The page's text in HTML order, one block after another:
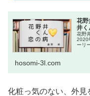
花
井く
花野
2020
ーリ
hosomi-3l.com
化粧っ気のない、外見